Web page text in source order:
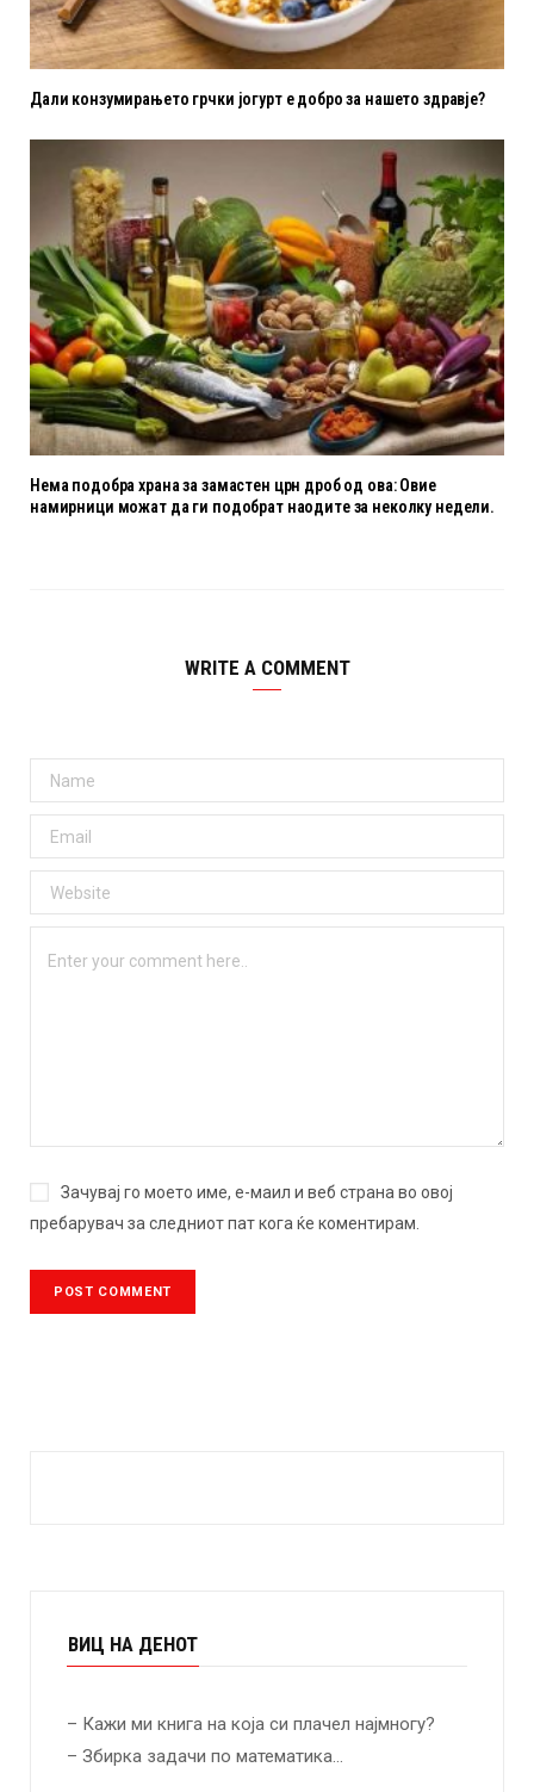
Дали конзумирањето грчки јогурт е добро за нашето здравје?
Нема подобра храна за замастен црн дроб од ова: Овие
намирници можат да ги подобрат наодите за неколку недели.
WRITE A COMMENT
Зачувај го моето име, е-маил и веб страна во овој
пребарувач за следниот пат кога ќе коментирам.
ВИЦ НА ДЕНОТ
– Кажи ми книга на која си плачел најмногу?
– Збирка задачи по математика…